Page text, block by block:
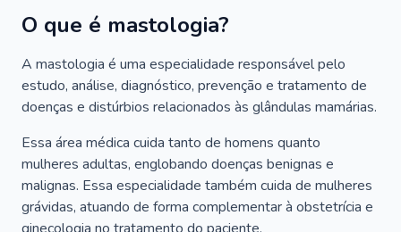
O que é mastologia?
A mastologia é uma especialidade responsável pelo
estudo, análise, diagnóstico, prevenção e tratamento de
doenças e distúrbios relacionados às glândulas mamárias.
Essa área médica cuida tanto de homens quanto
mulheres adultas, englobando doenças benignas e
malignas. Essa especialidade também cuida de mulheres
grávidas, atuando de forma complementar à obstetrícia e